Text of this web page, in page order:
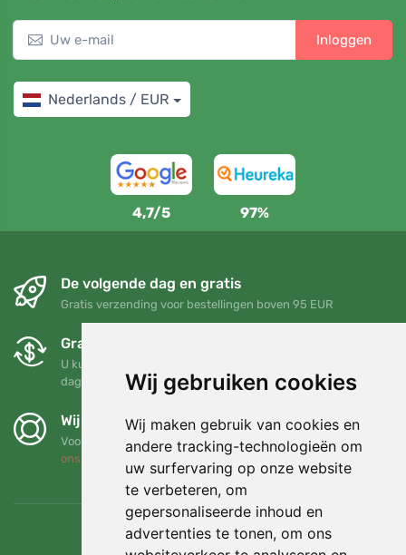
Wij gebruiken cookies
Wij maken gebruik van cookies en
andere tracking-technologieën om
uw surfervaring op onze website
te verbeteren, om
gepersonaliseerde inhoud en
advertenties te tonen, om ons
Inloggen
Nederlands / EUR
4,7/5 97%
De volgende dag en gratis
Gratis verzending voor bestellingen boven 95 EUR
Gratis ruilen en retourneren
U kunt uw bestelling op elk gewenst moment binnen 90
dagen retourneren of ruilen
Wij steunen Trees.org
Voor elke bestelling planten we een boom! Lees meer Over
ons